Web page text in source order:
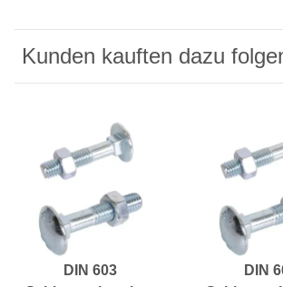
Kunden kauften dazu
DIN 603
DIN